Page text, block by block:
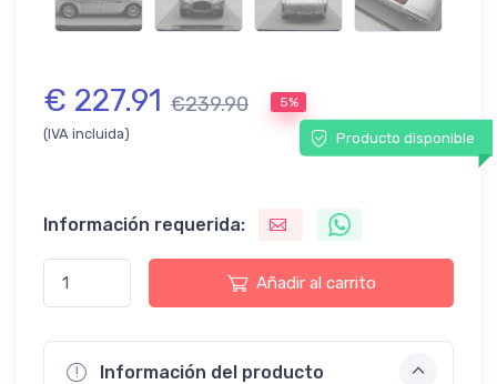
€ 227.91 €239.90 5%
(IVA incluida) Producto disponible
Información requerida:
Añadir al carrito
Información del producto